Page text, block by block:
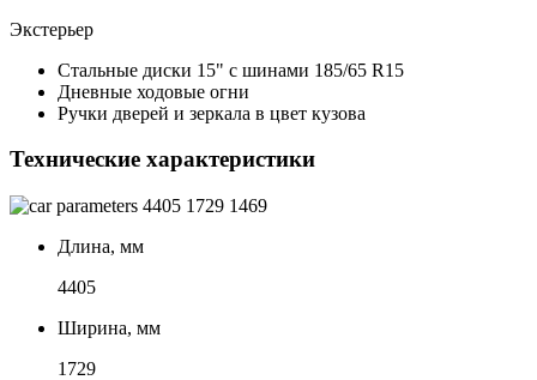
Экстерьер
Стальные диски 15" с шинами 185/65 R15
Дневные ходовые огни
Ручки дверей и зеркала в цвет кузова
Технические характеристики
4405 1729 1469
Длина, мм
4405
Ширина, мм
1729